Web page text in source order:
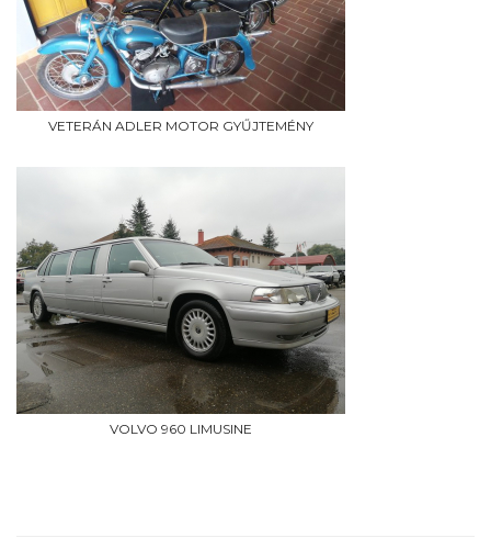
VETERÁN ADLER MOTOR GYŰJTEMÉNY
VOLVO 960 LIMUSINE